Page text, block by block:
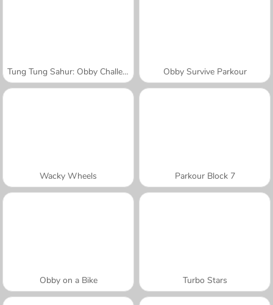
Tung Tung Sahur: Obby Challenge Obby Survive Parkour
Wacky Wheels Parkour Block 7
Obby on a Bike Turbo Stars